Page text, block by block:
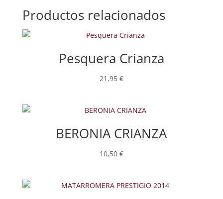
Productos relacionados
Pesquera Crianza
21,95 €
BERONIA CRIANZA
10,50 €